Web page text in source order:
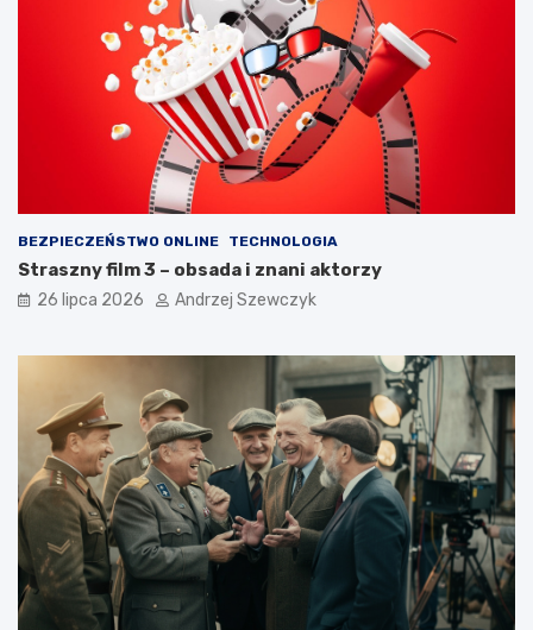
BEZPIECZEŃSTWO ONLINE TECHNOLOGIA
Straszny film 3 – obsada i znani aktorzy
26 lipca 2026 Andrzej Szewczyk